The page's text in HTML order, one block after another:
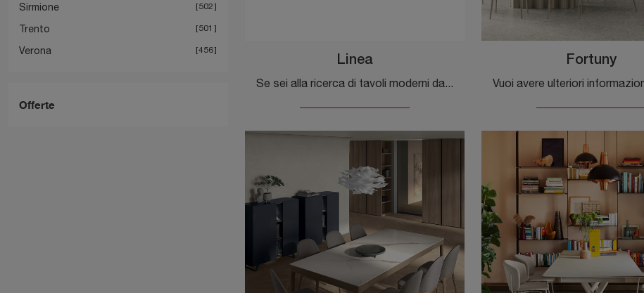
Sirmione 502
Trento 501
Verona 456
Offerte
Linea
Se sei alla ricerca di tavoli moderni da cucina, scopri i modelli fissi di Veneta Cucine: clicca e scopri il modello Linea in metallo.
Fortuny